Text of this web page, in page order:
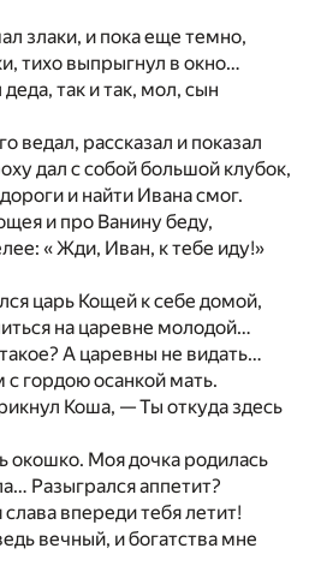
злаки, и пока еще темно,
тихо выпрыгнул в окно…
так и так, мол, сын
ведал, рассказал и показал
дал с собой большой клубок,
и найти Ивана смог.
и про Ванину беду,
« Жди, Иван, к тебе иду!»
царь Кощей к себе домой,
на царевне молодой…
А царевны не видать…
с гордою осанкой мать.
Коша, — Ты откуда здесь
окошко. Моя дочка родилась
Разыгрался аппетит?
впереди тебя летит!
вечный, и богатства мне